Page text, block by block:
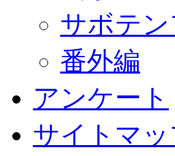
サボテ
番外編
アンケート
サイトマ